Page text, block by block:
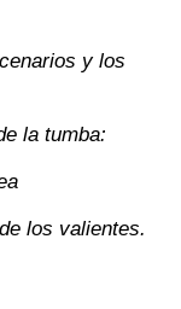
y los
la tumba:
los valientes.